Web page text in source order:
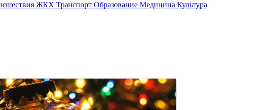
ЖКХ Транспорт Образование Медицина Культура